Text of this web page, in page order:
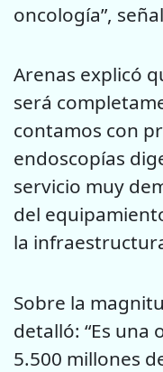
oncología”,
Arenas explicó
será
contamos con
endoscopías
servicio muy
del
la
Sobre la
detalló: “Es una
5.500 millones